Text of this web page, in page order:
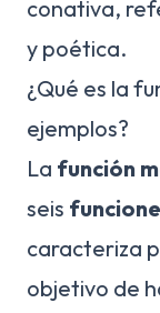
conativa,
y poética.
¿Qué es la
ejemplos?
La función
seis
caracteriza
objetivo de